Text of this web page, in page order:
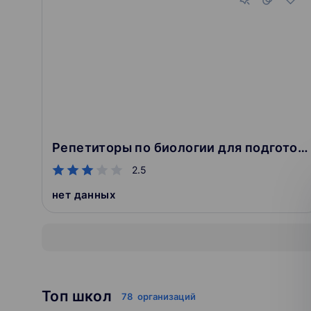
Репетиторы по биологии для подготовки к ЕГЭ
2.5
нет данных
Топ школ 78 организаций